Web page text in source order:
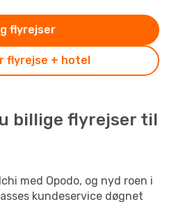
flyrejse + hotel
flyrejser
billige flyrejser til
med Opodo, og nyd roen i
kundeservice døgnet